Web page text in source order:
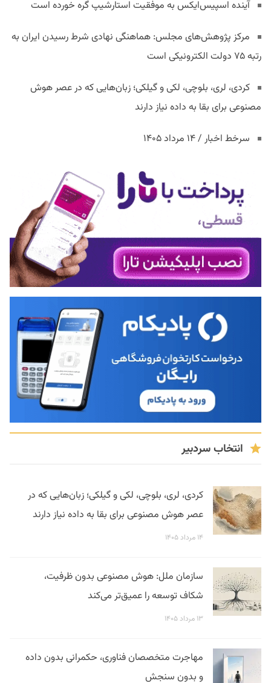
آینده اسپیس‌ایکس به موفقیت استارشیپ گره خورده است
مرکز پژوهش‌های مجلس: هماهنگی نهادی شرط رسیدن ایران به
رتبه ۷۵ دولت الکترونیکی است
کردی، لری، بلوچی، لکی و گیلکی؛ زبان‌هایی که در عصر هوش
مصنوعی برای بقا به داده نیاز دارند
سرخط اخبار / ۱۴ مرداد ۱۴۰۵
انتخاب سردبیر
کردی، لری، بلوچی، لکی و گیلکی؛ زبان‌هایی که در
عصر هوش مصنوعی برای بقا به داده نیاز دارند
۱۴ مرداد ۱۴۰۵
سازمان ملل: هوش مصنوعی بدون ظرفیت،
شکاف توسعه را عمیق‌تر می‌کند
۱۳ مرداد ۱۴۰۵
مهاجرت متخصصان فناوری، حکمرانی بدون داده
و بدون سنجش